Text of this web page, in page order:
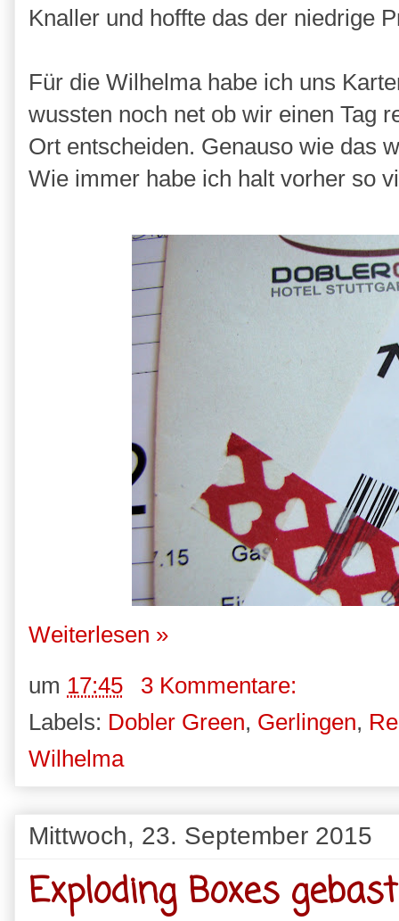
Knaller und hoffte das der niedrige
Für die Wilhelma habe ich uns
wussten noch net ob wir einen Tag
Ort entscheiden. Genauso wie das
Wie immer habe ich halt vorher so
Weiterlesen »
um 17:45
3 Kommentare:
Labels: Dobler Green, Gerlingen,
Wilhelma
Mittwoch, 23. September 2015
Exploding Boxes